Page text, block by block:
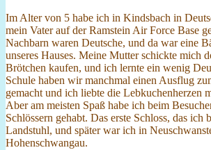
Im Alter von 5 habe ich in Kindsbach in
mein Vater auf der Ramstein Air Force Base
Nachbarn waren Deutsche, und da war eine
unseres Hauses. Meine Mutter schickte mich
Brötchen kaufen, und ich lernte ein wenig
Schule haben wir manchmal einen Ausflug
gemacht und ich liebte die Lebkuchenherzen
Aber am meisten Spaß habe ich beim
Schlössern gehabt. Das erste Schloss, das ich
Landstuhl, und später war ich in
Hohenschwangau.